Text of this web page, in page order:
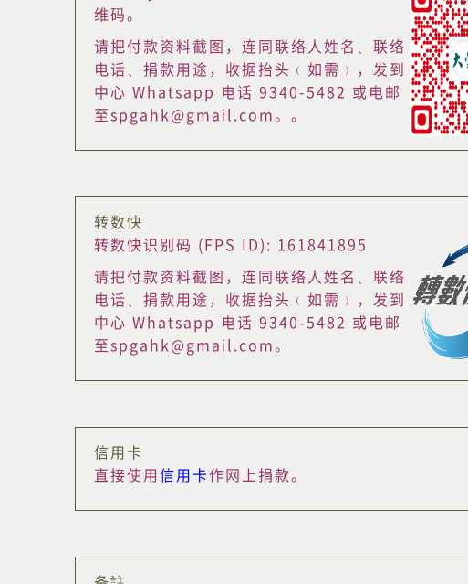
维码。
请把付款资料截图，连同联络人姓名、联络
电话、捐款用途，收据抬头﹙如需﹚，发到
中心 Whatsapp 电话 9340-5482 或电邮
至spgahk@gmail.com。。
转数快
转数快识别码 (FPS ID): 161841895
请把付款资料截图，连同联络人姓名、联络
电话、捐款用途，收据抬头﹙如需﹚，发到
中心 Whatsapp 电话 9340-5482 或电邮
至spgahk@gmail.com。
信用卡
直接使用信用卡作网上捐款。